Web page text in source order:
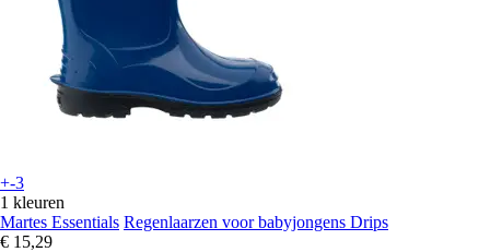
+-3
1 kleuren
Martes Essentials Regenlaarzen voor babyjongens Drips
€ 15,29